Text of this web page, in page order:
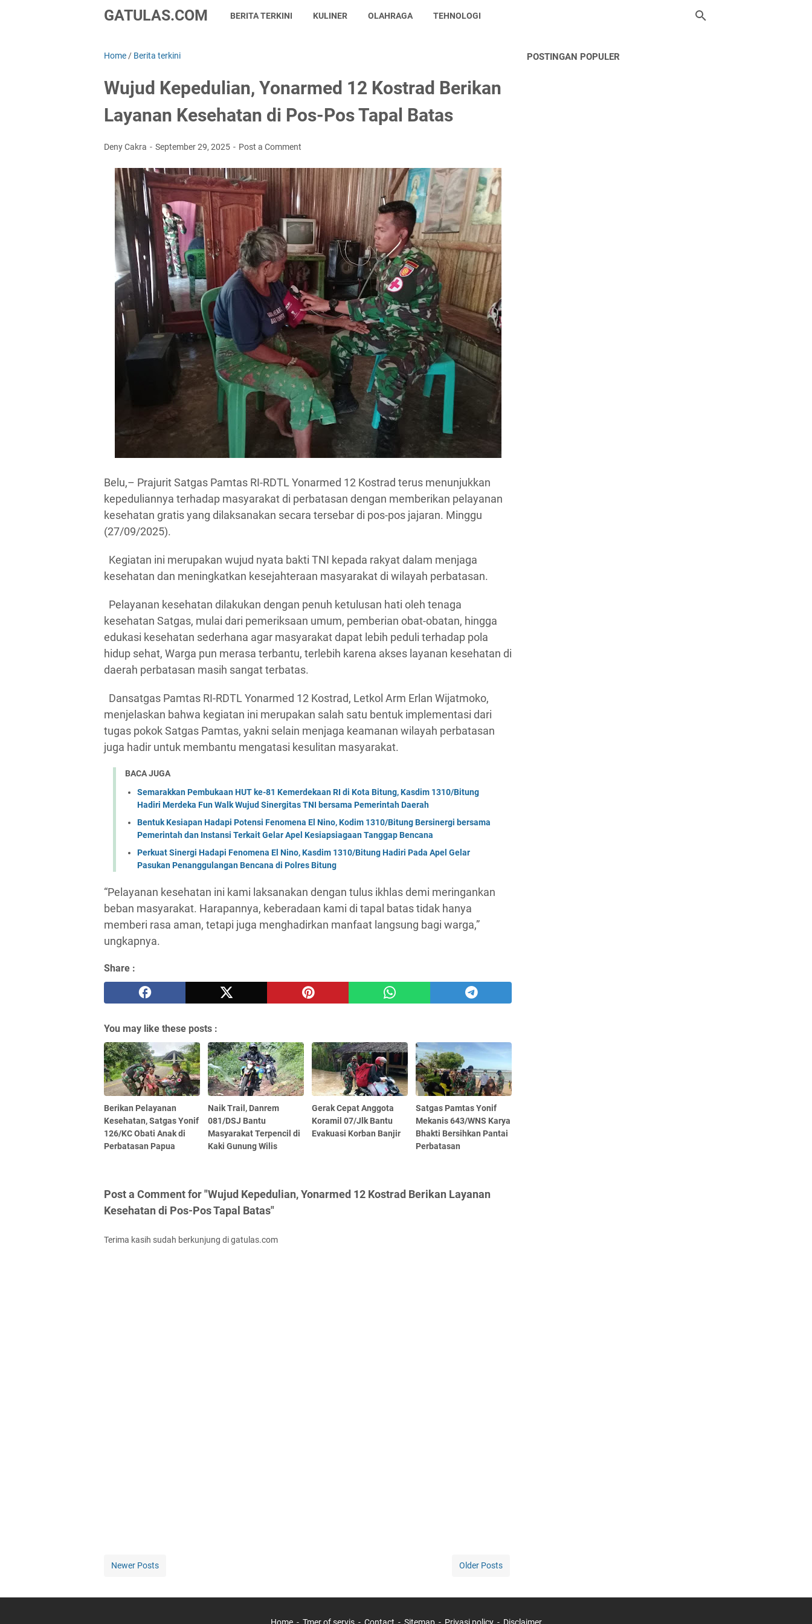
GATULAS.COM BERITA TERKINI KULINER OLAHRAGA TEHNOLOGI
Home / Berita terkini
Wujud Kepedulian, Yonarmed 12 Kostrad Berikan
Layanan Kesehatan di Pos-Pos Tapal Batas
Deny Cakra September 29, 2025 Post a Comment
Belu,– Prajurit Satgas Pamtas RI-RDTL Yonarmed 12 Kostrad terus menunjukkan
kepeduliannya terhadap masyarakat di perbatasan dengan memberikan pelayanan
kesehatan gratis yang dilaksanakan secara tersebar di pos-pos jajaran. Minggu
(27/09/2025).
Kegiatan ini merupakan wujud nyata bakti TNI kepada rakyat dalam menjaga
kesehatan dan meningkatkan kesejahteraan masyarakat di wilayah perbatasan.
Pelayanan kesehatan dilakukan dengan penuh ketulusan hati oleh tenaga
kesehatan Satgas, mulai dari pemeriksaan umum, pemberian obat-obatan, hingga
edukasi kesehatan sederhana agar masyarakat dapat lebih peduli terhadap pola
hidup sehat, Warga pun merasa terbantu, terlebih karena akses layanan kesehatan di
daerah perbatasan masih sangat terbatas.
Dansatgas Pamtas RI-RDTL Yonarmed 12 Kostrad, Letkol Arm Erlan Wijatmoko,
menjelaskan bahwa kegiatan ini merupakan salah satu bentuk implementasi dari
tugas pokok Satgas Pamtas, yakni selain menjaga keamanan wilayah perbatasan
juga hadir untuk membantu mengatasi kesulitan masyarakat.
BACA JUGA
Semarakkan Pembukaan HUT ke-81 Kemerdekaan RI di Kota Bitung, Kasdim 1310/Bitung
Hadiri Merdeka Fun Walk Wujud Sinergitas TNI bersama Pemerintah Daerah
Bentuk Kesiapan Hadapi Potensi Fenomena El Nino, Kodim 1310/Bitung Bersinergi bersama
Pemerintah dan Instansi Terkait Gelar Apel Kesiapsiagaan Tanggap Bencana
Perkuat Sinergi Hadapi Fenomena El Nino, Kasdim 1310/Bitung Hadiri Pada Apel Gelar
Pasukan Penanggulangan Bencana di Polres Bitung
“Pelayanan kesehatan ini kami laksanakan dengan tulus ikhlas demi meringankan
beban masyarakat. Harapannya, keberadaan kami di tapal batas tidak hanya
memberi rasa aman, tetapi juga menghadirkan manfaat langsung bagi warga,”
ungkapnya.
Share :
You may like these posts :
Berikan Pelayanan
Kesehatan, Satgas Yonif
126/KC Obati Anak di
Perbatasan Papua
Naik Trail, Danrem
081/DSJ Bantu
Masyarakat Terpencil di
Kaki Gunung Wilis
Gerak Cepat Anggota
Koramil 07/Jlk Bantu
Evakuasi Korban Banjir
Satgas Pamtas Yonif
Mekanis 643/WNS Karya
Bhakti Bersihkan Pantai
Perbatasan
Post a Comment for "Wujud Kepedulian, Yonarmed 12 Kostrad Berikan Layanan
Kesehatan di Pos-Pos Tapal Batas"
Terima kasih sudah berkunjung di gatulas.com
Newer Posts Older Posts
POSTINGAN POPULER